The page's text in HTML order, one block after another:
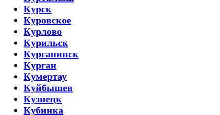
Курск
Куровское
Курлово
Курильск
Курганинск
Курган
Кумертау
Куйбышев
Кузнецк
Кубинка